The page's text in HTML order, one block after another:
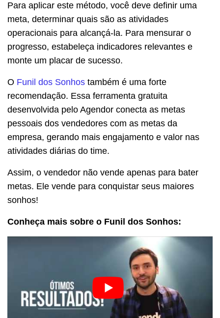
Para aplicar este método, você deve definir uma
meta, determinar quais são as atividades
operacionais para alcançá-la. Para mensurar o
progresso, estabeleça indicadores relevantes e
monte um placar de sucesso.
O Funil dos Sonhos também é uma forte
recomendação. Essa ferramenta gratuita
desenvolvida pelo Agendor conecta as metas
pessoais dos vendedores com as metas da
empresa, gerando mais engajamento e valor nas
atividades diárias do time.
Assim, o vendedor não vende apenas para bater
metas. Ele vende para conquistar seus maiores
sonhos!
Conheça mais sobre o Funil dos Sonhos: